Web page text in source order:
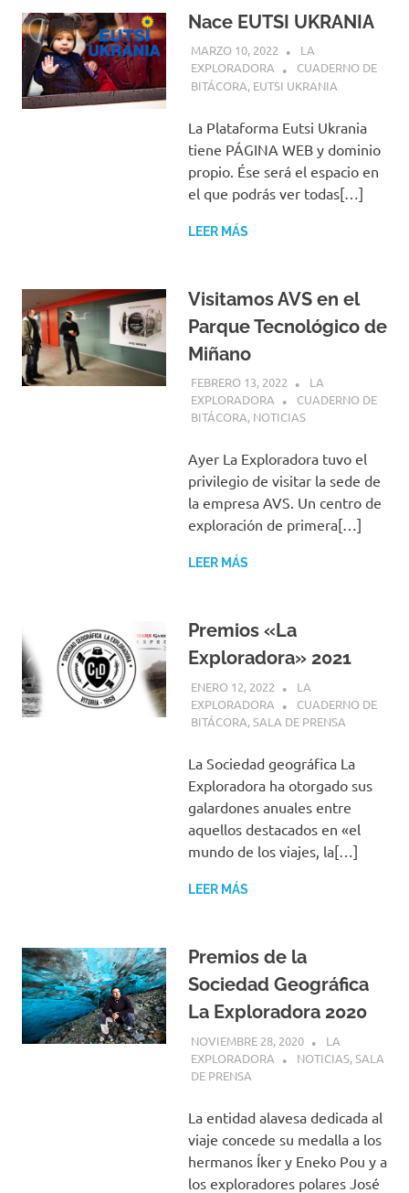
Nace EUTSI UKRANIA
MARZO 10, 2022
LA
EXPLORADORA
CUADERNO DE
BITÁCORA, EUTSI UKRANIA
La Plataforma Eutsi Ukrania
tiene PÁGINA WEB y dominio
propio. Ése será el espacio en
el que podrás ver todas[…]
LEER MÁS
Visitamos AVS en el
Parque Tecnológico de
Miñano
FEBRERO 13, 2022
LA
EXPLORADORA
CUADERNO DE
BITÁCORA, NOTICIAS
Ayer La Exploradora tuvo el
privilegio de visitar la sede de
la empresa AVS. Un centro de
exploración de primera[…]
LEER MÁS
Premios «La
Exploradora» 2021
ENERO 12, 2022
LA
EXPLORADORA
CUADERNO DE
BITÁCORA,SALA DE PRENSA
La Sociedad geográfica La
Exploradora ha otorgado sus
galardones anuales entre
aquellos destacados en «el
mundo de los viajes, la[…]
LEER MÁS
Premios de la
Sociedad Geográfica
La Exploradora 2020
NOVIEMBRE 28, 2020
LA
EXPLORADORA
NOTICIAS,SALA
DE PRENSA
La entidad alavesa dedicada al
viaje concede su medalla a los
hermanos Íker y Eneko Pou y a
los exploradores polares José